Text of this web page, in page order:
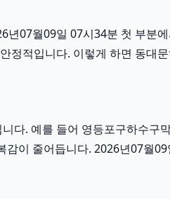
07월09일 07시34분 첫 부분
적입니다. 이렇게 하면 동대
다. 예를 들어 영등포구하수
이 줄어듭니다. 2026년07월